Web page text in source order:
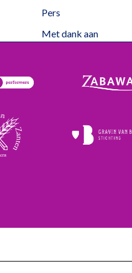
Pers
Met dank aan